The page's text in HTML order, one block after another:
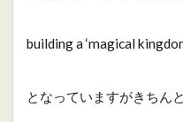
building a ‘magical
となっていますがきちん